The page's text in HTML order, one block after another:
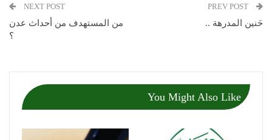
حَنين المدرهة ..
NEXT POST
من المستهدف من أحداث عدن
؟
You Might Also Like